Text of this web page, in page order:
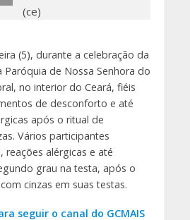
(5), durante a celebração da
Paróquia de Nossa Senhora do
no interior do Ceará, fiéis
de desconforto e até
após o ritual de
Vários participantes
reações alérgicas e até
grau na testa, após o
cinzas em suas testas.
seguir o canal do GCMAIS